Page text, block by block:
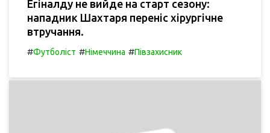
Егіналду не вийде на старт сезону:
нападник Шахтаря переніс хірургічне
втручання.
#Футболіст #Німеччина #Півзахисник